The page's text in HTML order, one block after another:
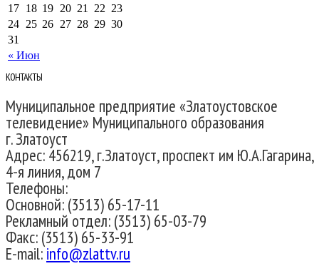
« Июн
17 18 19 20 21 22 23
24 25 26 27 28 29 30
31
КОНТАКТЫ
Муниципальное предприятие «Златоустовское
телевидение» Муниципального образования
г. Златоуст
Адрес: 456219, г.Златоуст, проспект им Ю.А.Гагарина,
4-я линия, дом 7
Телефоны:
Основной: (3513) 65-17-11
Рекламный отдел: (3513) 65-03-79
Факс: (3513) 65-33-91
E-mail:info@zlattv.ru